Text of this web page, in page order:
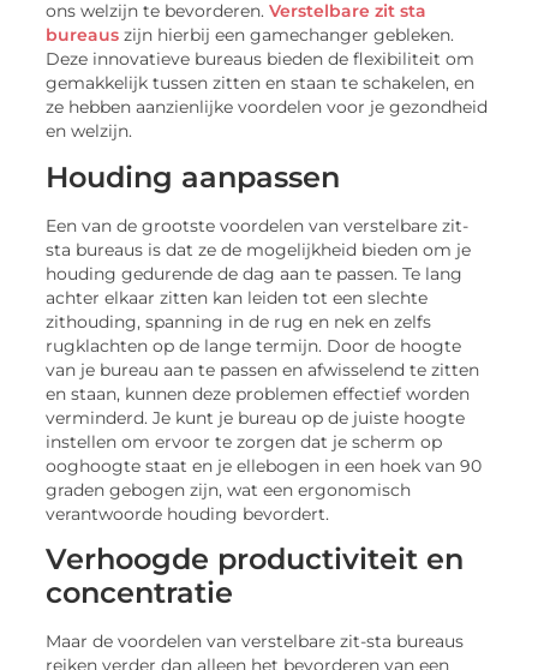
ons welzijn te bevorderen.Verstelbare zit sta
bureauszijn hierbij een gamechanger gebleken.
Deze innovatieve bureaus bieden de flexibiliteit om
gemakkelijk tussen zitten en staan te schakelen, en
ze hebben aanzienlijke voordelen voor je gezondheid
en welzijn.
Houding aanpassen
Een van de grootste voordelen van verstelbare zit-
sta bureaus is dat ze de mogelijkheid bieden om je
houding gedurende de dag aan te passen. Te lang
achter elkaar zitten kan leiden tot een slechte
zithouding, spanning in de rug en nek en zelfs
rugklachten op de lange termijn. Door de hoogte
van je bureau aan te passen en afwisselend te zitten
en staan, kunnen deze problemen effectief worden
verminderd. Je kunt je bureau op de juiste hoogte
instellen om ervoor te zorgen dat je scherm op
ooghoogte staat en je ellebogen in een hoek van 90
graden gebogen zijn, wat een ergonomisch
verantwoorde houding bevordert.
Verhoogde productiviteit en
concentratie
Maar de voordelen van verstelbare zit-sta bureaus
reiken verder dan alleen het bevorderen van een